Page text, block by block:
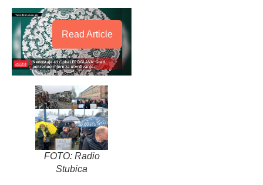
Read Article
FOTO: Radio
Stubica